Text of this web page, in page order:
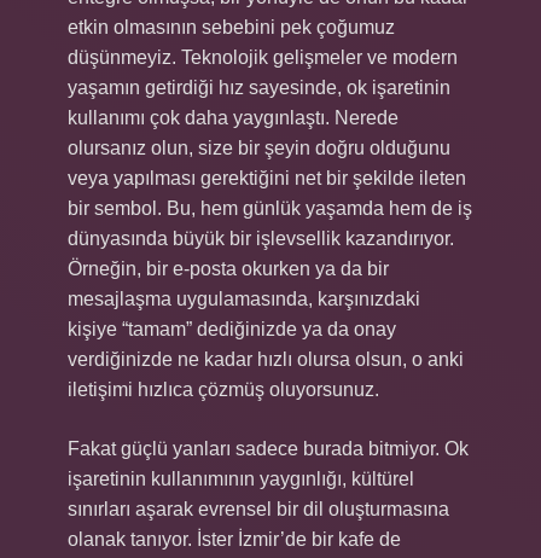
etkin olmasının sebebini pek çoğumuz
düşünmeyiz. Teknolojik gelişmeler ve modern
yaşamın getirdiği hız sayesinde, ok işaretinin
kullanımı çok daha yaygınlaştı. Nerede
olursanız olun, size bir şeyin doğru olduğunu
veya yapılması gerektiğini net bir şekilde ileten
bir sembol. Bu, hem günlük yaşamda hem de iş
dünyasında büyük bir işlevsellik kazandırıyor.
Örneğin, bir e-posta okurken ya da bir
mesajlaşma uygulamasında, karşınızdaki
kişiye “tamam” dediğinizde ya da onay
verdiğinizde ne kadar hızlı olursa olsun, o anki
iletişimi hızlıca çözmüş oluyorsunuz.
Fakat güçlü yanları sadece burada bitmiyor. Ok
işaretinin kullanımının yaygınlığı, kültürel
sınırları aşarak evrensel bir dil oluşturmasına
olanak tanıyor. İster İzmir’de bir kafe de